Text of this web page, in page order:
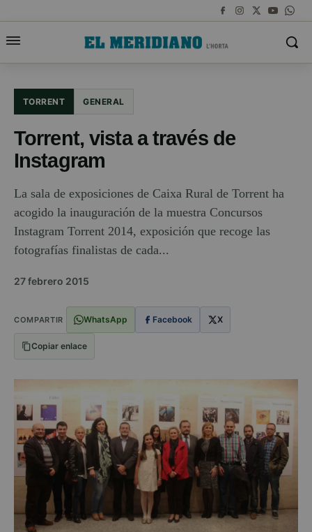
TORRENT GENERAL
Torrent, vista a través de
Instagram
La sala de exposiciones de Caixa Rural de Torrent ha
acogido la inauguración de la muestra Concursos
Instagram Torrent 2014, exposición que recoge las
fotografías finalistas de cada...
27 febrero 2015
COMPARTIR WhatsApp Facebook X
Copiar enlace